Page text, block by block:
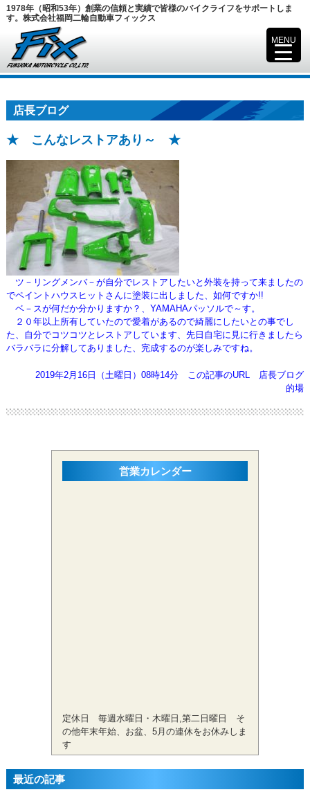
1978年（昭和53年）創業の信頼と実績で皆様のバイクライフをサポートしま
す。株式会社福岡二輪自動車フィックス
店長ブログ
★ こんなレストアあり～ ★
ツ－リングメンバ－が自分でレストアしたいと外装を持って来ましたの
でペイントハウスヒットさんに塗装に出しました、如何ですか!!
ベ－スが何だか分かりますか？、YAMAHAパッソルで～す。
２０年以上所有していたので愛着があるので綺麗にしたいとの事でし
た、自分でコツコツとレストアしています、 先日自宅に見に行きましたら
バラバラに分解してありました、完成するのが楽しみですね。
2019年2月16日（土曜日）08時14分 この記事のURL
店長ブログ
的場
営業カレンダー
定休日 毎週水曜日・木曜日,第二日曜日 そ
の他年末年始、お盆、5月の連休をお休みしま
す
最近の記事
MENU
▼